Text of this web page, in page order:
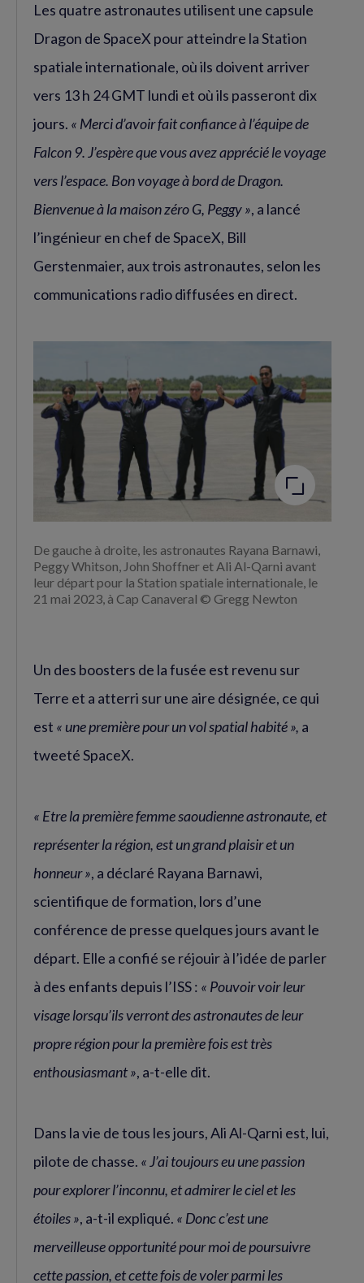
Les quatre astronautes utilisent une capsule
Dragon de SpaceX pour atteindre la Station
spatiale internationale, où ils doivent arriver
vers 13 h 24 GMT lundi et où ils passeront dix
jours. « Merci d’avoir fait confiance à l’équipe de
Falcon 9. J’espère que vous avez apprécié le voyage
vers l’espace. Bon voyage à bord de Dragon.
Bienvenue à la maison zéro G, Peggy », a lancé
l’ingénieur en chef de SpaceX, Bill
Gerstenmaier, aux trois astronautes, selon les
communications radio diffusées en direct.
Agrandir
l'image
De gauche à droite, les astronautes Rayana Barnawi,
Peggy Whitson, John Shoffner et Ali Al-Qarni avant
leur départ pour la Station spatiale internationale, le
21 mai 2023, à Cap Canaveral © Gregg Newton
Un des boosters de la fusée est revenu sur
Terre et a atterri sur une aire désignée, ce qui
est « une première pour un vol spatial habité », a
tweeté SpaceX.
« Etre la première femme saoudienne astronaute, et
représenter la région, est un grand plaisir et un
honneur », a déclaré Rayana Barnawi,
scientifique de formation, lors d’une
conférence de presse quelques jours avant le
départ. Elle a confié se réjouir à l’idée de parler
à des enfants depuis l’ISS : « Pouvoir voir leur
visage lorsqu’ils verront des astronautes de leur
propre région pour la première fois est très
enthousiasmant », a-t-elle dit.
Dans la vie de tous les jours, Ali Al-Qarni est, lui,
pilote de chasse. « J’ai toujours eu une passion
pour explorer l’inconnu, et admirer le ciel et les
étoiles », a-t-il expliqué. « Donc c’est une
merveilleuse opportunité pour moi de poursuivre
cette passion, et cette fois de voler parmi les